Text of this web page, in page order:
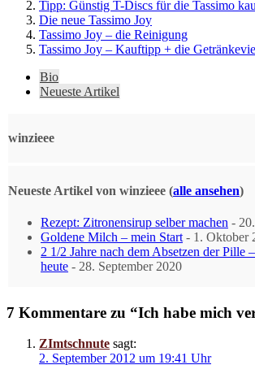
Tipp: Günstig T-Discs für die Tassimo
Die neue Tassimo Joy
Tassimo Joy – die Reinigung
Tassimo Joy – Kauftipp + die
following
change
Bio
Neueste Artikel
winzieee
Neueste Artikel von winzieee (alle ansehen)
Rezept: Zitronensirup selber machen -
Goldene Milch – mein Start - 1. Oktober
2 1/2 Jahre nach dem Absetzen der Pille
heute - 28. September 2020
7 Kommentare zu “Ich habe mich
ZImtschnute sagt:
2. September 2012 um 19:41 Uhr